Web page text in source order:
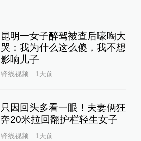
昆明一女子醉驾被查后嚎啕大
哭：我为什么这么傻，我不想
影响儿子
锋线视频 1天前
只因回头多看一眼！夫妻俩狂
奔20米拉回翻护栏轻生女子
锋线视频 1天前